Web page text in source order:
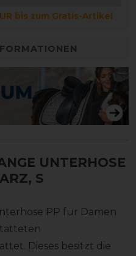
bis zum Gratis-Artikel
UNTERHOSE
S
PP für Damen
Dieses besitzt die